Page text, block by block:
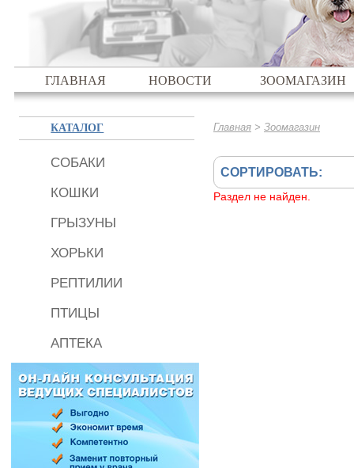
ГЛАВНАЯ НОВОСТИ ЗООМАГАЗИН
Главная> Зоомагазин
СОРТИРОВАТЬ:
Раздел не найден.
КАТАЛОГ
СОБАКИ
КОШКИ
ГРЫЗУНЫ
ХОРЬКИ
РЕПТИЛИИ
ПТИЦЫ
АПТЕКА